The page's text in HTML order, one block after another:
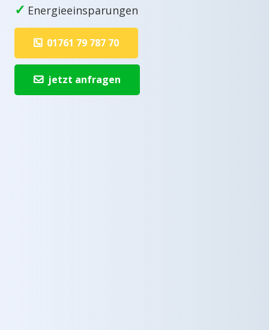
✓ Energieeinsparungen
01761 79 787 70
jetzt anfragen